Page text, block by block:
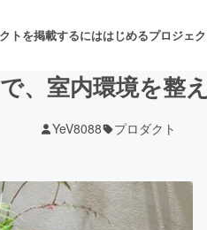
トを掲載するにははじめるプロジェ
舞台
、室内環境を整
YeV8088 プロダクト